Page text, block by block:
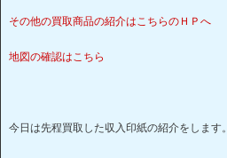
その他の買取商品の紹介はこちらのＨＰへ
地図の確認はこちら
今日は先程買取した収入印紙の紹介をします。